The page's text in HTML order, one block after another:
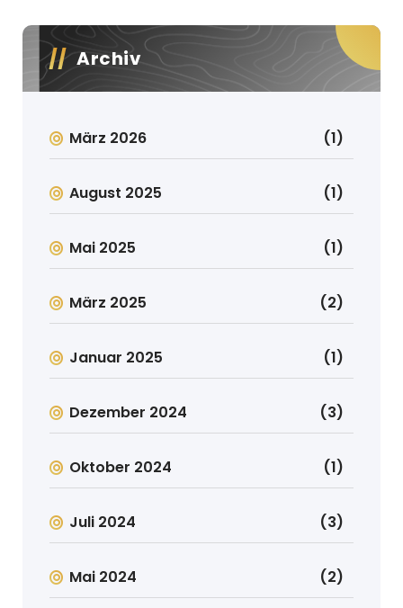
Archiv
März 2026 (1)
August 2025 (1)
Mai 2025 (1)
März 2025 (2)
Januar 2025 (1)
Dezember 2024 (3)
Oktober 2024 (1)
Juli 2024 (3)
Mai 2024 (2)